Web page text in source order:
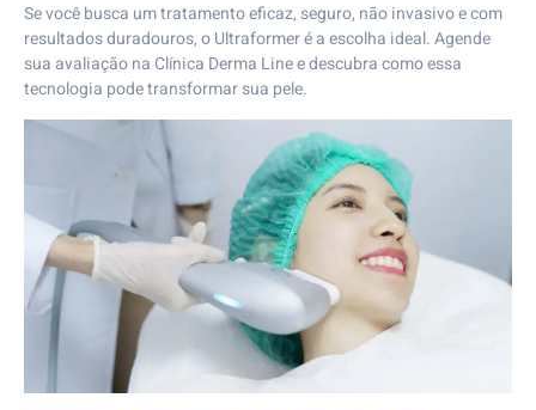
Se você busca um tratamento eficaz, seguro, não invasivo e com
resultados duradouros, o Ultraformer é a escolha ideal. Agende
sua avaliação na Clínica Derma Line e descubra como essa
tecnologia pode transformar sua pele.